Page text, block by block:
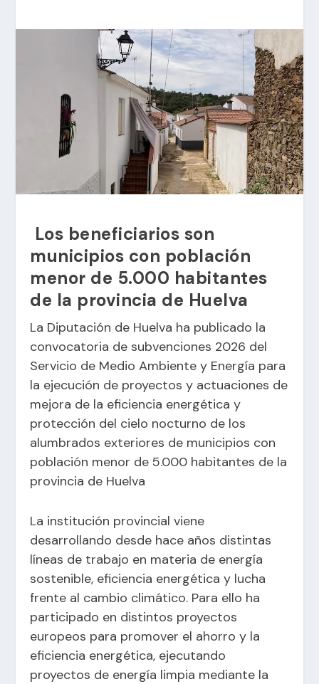
Los beneficiarios son
municipios con población
menor de 5.000 habitantes
de la provincia de Huelva
La Diputación de Huelva ha publicado la
convocatoria de subvenciones 2026 del
Servicio de Medio Ambiente y Energía para
la ejecución de proyectos y actuaciones de
mejora de la eficiencia energética y
protección del cielo nocturno de los
alumbrados exteriores de municipios con
población menor de 5.000 habitantes de la
provincia de Huelva
La institución provincial viene
desarrollando desde hace años distintas
líneas de trabajo en materia de energía
sostenible, eficiencia energética y lucha
frente al cambio climático. Para ello ha
participado en distintos proyectos
europeos para promover el ahorro y la
eficiencia energética, ejecutando
proyectos de energía limpia mediante la